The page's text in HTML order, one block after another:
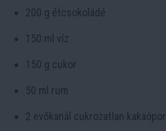
200 g étcsokoládé
150 ml víz
150 g cukor
50 ml rum
2 evőkanál cukrozatlan kakaópor